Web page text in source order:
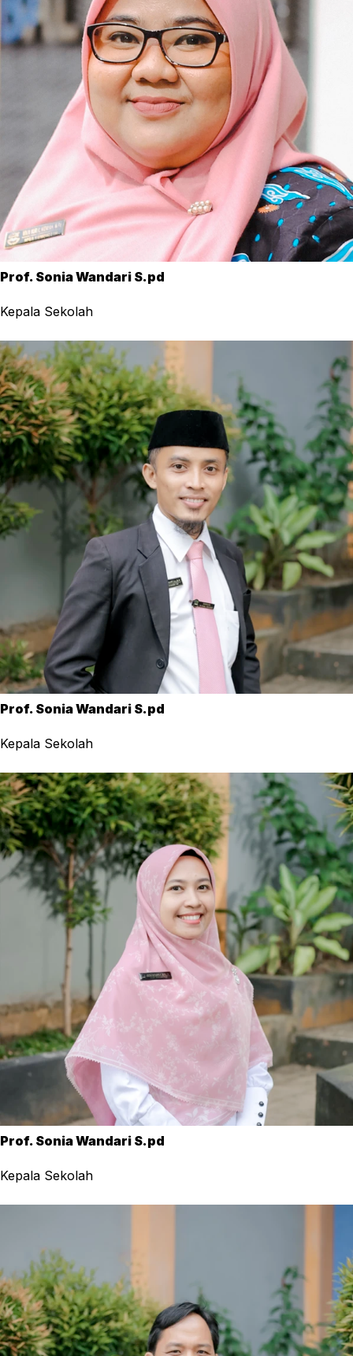
Prof. Sonia Wandari S.pd
Kepala Sekolah
Prof. Sonia Wandari S.pd
Kepala Sekolah
Prof. Sonia Wandari S.pd
Kepala Sekolah